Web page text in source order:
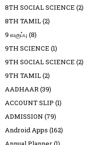
8TH SOCIAL SCIENCE (2)
8TH TAMIL(2)
9 வகுப்பு (8)
9TH SCIENCE (1)
9TH SOCIAL SCIENCE (2)
9TH TAMIL(2)
AADHAAR(39)
ACCOUNT SLIP (1)
ADMISSION (79)
Android Apps (162)